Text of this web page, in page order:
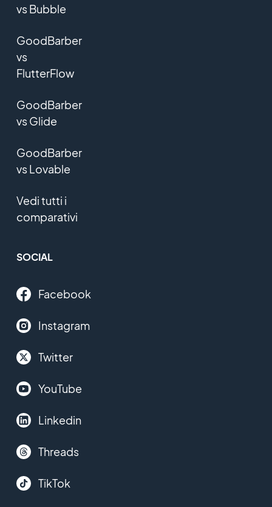
vs Bubble
GoodBarber
vs
FlutterFlow
GoodBarber
vs Glide
GoodBarber
vs Lovable
Vedi tutti i
comparativi
SOCIAL
Facebook
Instagram
Twitter
YouTube
Linkedin
Threads
TikTok